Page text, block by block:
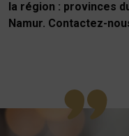
la région : provinces
Namur. Contactez-